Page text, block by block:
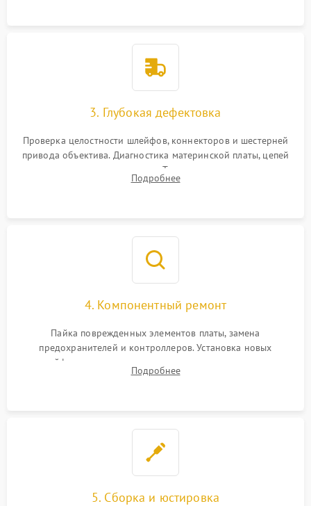
3. Глубокая дефектовка
Проверка целостности шлейфов, коннекторов и шестерней
привода объектива. Диагностика материнской платы, цепей
питания и картоприемника. Тестирование механизма
затвора и блока внутрикамерной стабилизации.
Подробнее
4. Компонентный ремонт
Пайка поврежденных элементов платы, замена
предохранителей и контроллеров. Установка новых
шлейфов, дисплея, механизма затвора или двигателя
автофокуса. Восстановление геометрии тубуса объектива
Подробнее
5. Сборка и юстировка